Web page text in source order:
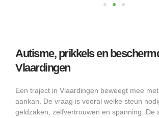
Autisme, prikkels en
Vlaardingen
Een traject in Vlaardingen beweegt mee
aankan. De vraag is vooral welke steun
geldzaken, zelfvertrouwen en spanning. De